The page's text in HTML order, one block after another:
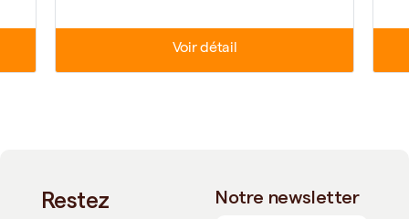
Voir détail
Restez
Notre newsletter